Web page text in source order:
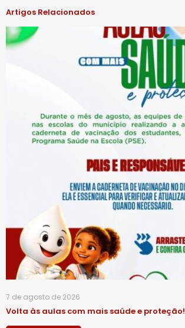
Artigos Relacionados
7 de agosto de 2026
Volta às aulas com mais saúde e proteção!